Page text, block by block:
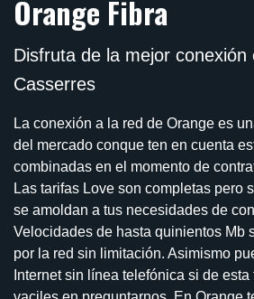
Orange Fibra
Disfruta de la mejor conexión
Casserres
La conexión a la red de Orange es
del mercado conque ten en cuenta
combinadas en el momento de
Las tarifas Love son completas pero
se amoldan a tus necesidades de
Velocidades de hasta quinientos Mb
por la red sin limitación. Asimismo
Internet sin línea telefónica si de